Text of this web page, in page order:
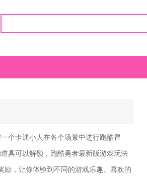
个卡通小人在各个场景中进行跑酷冒
具可以解锁，跑酷勇者最新版游戏玩法
励，让你体验到不同的游戏乐趣。喜欢的